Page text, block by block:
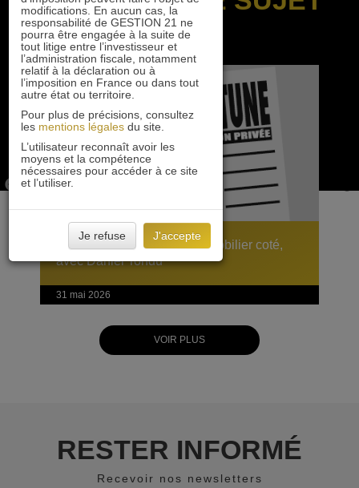
Décote persistante sur l’immobilier coté,
avec Daniel Tondu
31 mai 2026
VOIR PLUS
RESTER INFORMÉ
Recevoir nos newsletters
modifications. En aucun cas, la
responsabilité de GESTION 21 ne
pourra être engagée à la suite de
tout litige entre l’investisseur et
l’administration fiscale, notamment
relatif à la déclaration ou à
l’imposition en France ou dans tout
autre état ou territoire.
Pour plus de précisions, consultez
les mentions légales du site.
L’utilisateur reconnaît avoir les
moyens et la compétence
nécessaires pour accéder à ce site
et l’utiliser.
Je refuse J'accepte